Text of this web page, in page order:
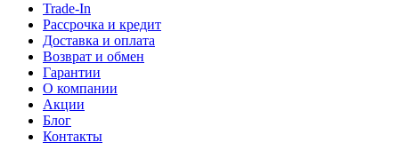
Trade-In
Рассрочка и кредит
Доставка и оплата
Возврат и обмен
Гарантии
О компании
Акции
Блог
Контакты